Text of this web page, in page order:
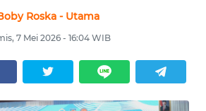
Roska - Utama
7 Mei 2026 - 16:04 WIB